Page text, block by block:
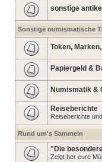
sonstige
Sonstige numismatische
Token,
Papiergeld &
Numismatik &
Reiseberichte
Reiseberichte
Rund um's Sammeln
"Die
Zeigt her eure